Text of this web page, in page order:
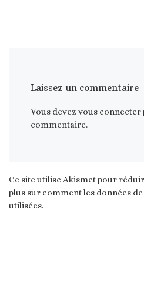
Laissez un commentaire
Vous devez vous connecter
commentaire.
Ce site utilise Akismet pour
plus sur comment les données
utilisées.